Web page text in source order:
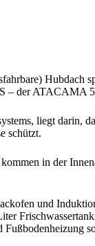
Hubdach
– der ATACAMA
liegt darin,
schützt.
in der
und